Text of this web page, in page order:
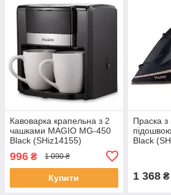
Кавоварка крапельна з 2
чашками MAGIO MG-450
Black (SHiz14155)
996 ₴ 1 090 ₴
Купити
Праска з
Black
1 368₴